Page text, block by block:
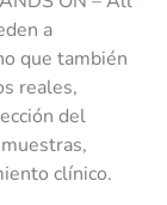
a
que también
reales,
del
clínico.